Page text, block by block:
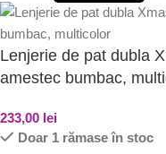
Lenjerie de pat dubla
amestec bumbac,
233,00 lei
Doar 1 rămase în stoc